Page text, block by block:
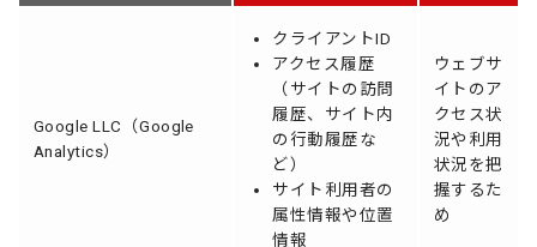
Google LLC（Google
Analytics）
クライアントID
アクセス履歴
（サイトの訪問
履歴、サイト内
の行動履歴な
ど）
サイト利用者の
属性情報や位置
情報
ウェブサ
イトのア
クセス状
況や利用
状況を把
握するた
め